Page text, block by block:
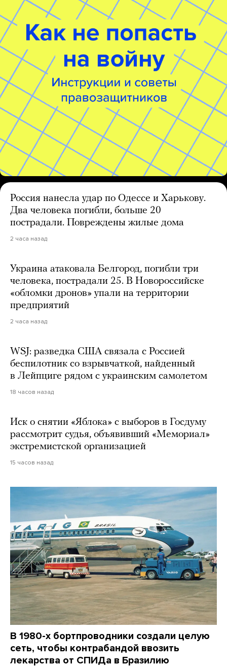
Россия нанесла удар по Одессе и Харькову.
Два человека погибли, больше 20
пострадали. Повреждены жилые дома
2 часа назад
Украина атаковала Белгород, погибли три
человека, пострадали 25. В Новороссийске
«обломки дронов» упали на территории
предприятий
2 часа назад
WSJ: разведка США связала с Россией
беспилотник со взрывчаткой, найденный
в Лейпциге рядом с украинским самолетом
18 часов назад
Иск о снятии «Яблока» с выборов в Госдуму
рассмотрит судья, объявивший «Мемориал»
экстремистской организацией
15 часов назад
В 1980-х бортпроводники создали целую
сеть, чтобы контрабандой ввозить
лекарства от СПИДа в Бразилию